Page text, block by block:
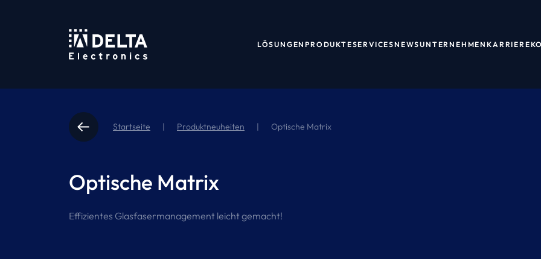
LÖSUNGENPRODUKTESERVICESNEWSUNTERNEHMENKARRIERE
Startseite | Produktneuheiten | Optische Matrix
Optische Matrix
Effizientes Glasfasermanagement leicht gemacht!